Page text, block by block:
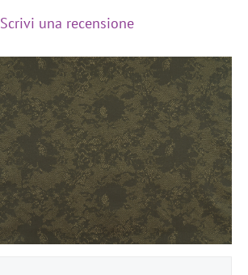
Scrivi una recensione